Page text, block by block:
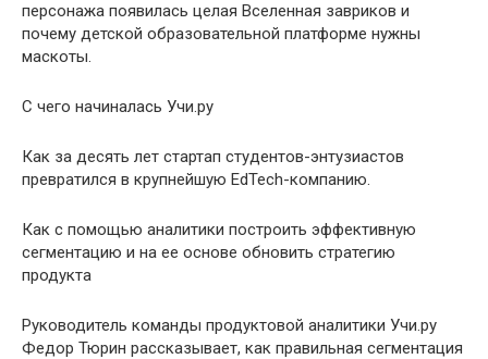
персонажа появилась целая Вселенная завриков и
почему детской образовательной платформе нужны
маскоты.
С чего начиналась Учи.ру
Как за десять лет стартап студентов-энтузиастов
превратился в крупнейшую EdTech-компанию.
Как с помощью аналитики построить эффективную
сегментацию и на ее основе обновить стратегию
продукта
Руководитель команды продуктовой аналитики Учи.ру
Федор Тюрин рассказывает, как правильная сегментация